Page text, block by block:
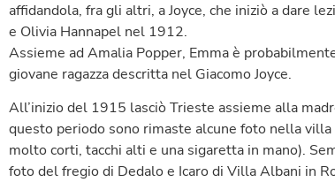
affidandola, fra gli altri, a Joyce, che iniziò a dare
e Olivia Hannapel nel 1912.
Assieme ad Amalia Popper, Emma è
giovane ragazza descritta nel Giacomo Joyce.
All’inizio del 1915 lasciò Trieste assieme alla
questo periodo sono rimaste alcune foto nella
molto corti, tacchi alti e una sigaretta in mano).
foto del fregio di Dedalo e Icaro di Villa Albani in